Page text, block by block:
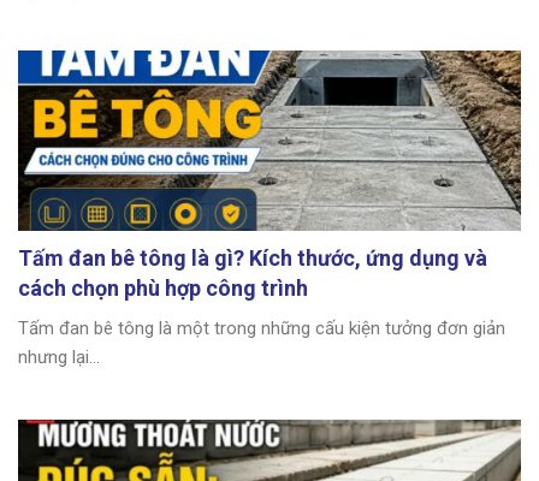
Tấm đan bê tông là gì? Kích thước, ứng dụng và
cách chọn phù hợp công trình
Tấm đan bê tông là một trong những cấu kiện tưởng đơn giản
nhưng lại...